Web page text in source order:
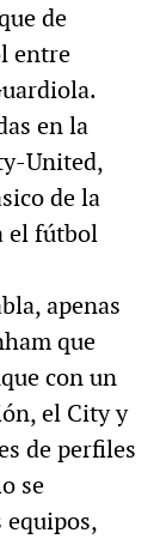
de
entre
en la
United,
de la
el fútbol
apenas
que
con un
el City y
de perfiles
se
equipos,